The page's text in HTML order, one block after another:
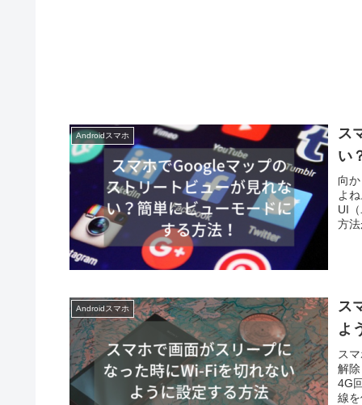
Androidスマホ
ス
い
向
よ
UI
方
Androidスマホ
ス
よ
ス
解
4G
線